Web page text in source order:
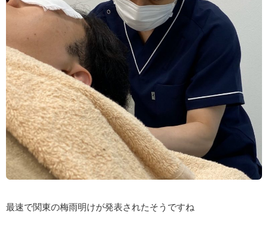
最速で関東の梅雨明けが発表されたそうですね